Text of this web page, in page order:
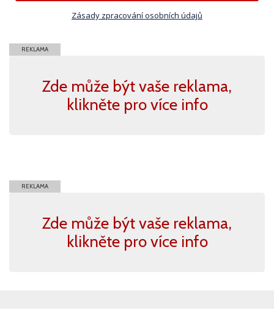
Zásady zpracování osobních údajů
REKLAMA
Zde může být vaše reklama,
klikněte pro více info
REKLAMA
Zde může být vaše reklama,
klikněte pro více info